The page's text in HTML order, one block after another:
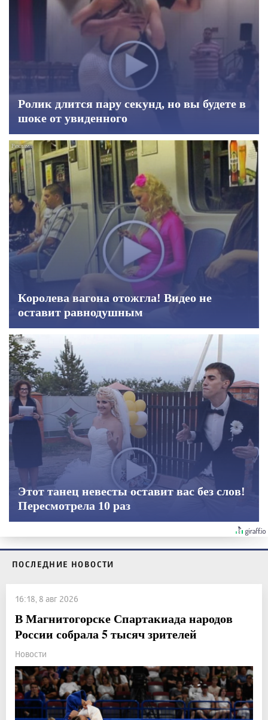
Ролик длится пару секунд, но вы будете в
шоке от увиденного
Королева вагона отожгла! Видео не
оставит равнодушным
Этот танец невесты оставит вас без слов!
Пересмотрела 10 раз
ПОСЛЕДНИЕ НОВОСТИ
16:18, 8 авг 2026
В Магнитогорске Спартакиада народов
России собрала 5 тысяч зрителей
Новости